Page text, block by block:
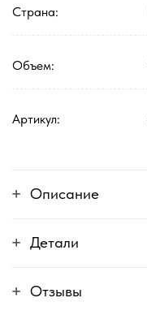
Страна:
Объем:
Артикул:
Описание
Детали
Отзывы